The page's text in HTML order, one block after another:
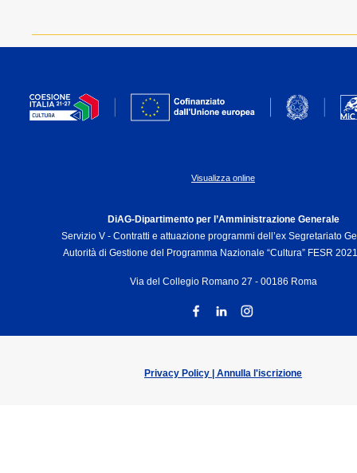
Visualizza online
DiAG-Dipartimento per l’Amministrazione Generale
Servizio V - Contratti e attuazione programmi dell’ex Segretariato
Autorità di Gestione del Programma Nazionale “Cultura” FESR
Via del Collegio Romano 27 - 00186 Roma
Privacy Policy | Annulla l'iscrizione